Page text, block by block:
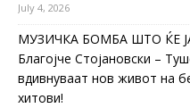
July 4, 2026
МУЗИЧКА БОМБА ШТО ЌЕ
Благојче Стојановски –
вдивнуваат нов живот на
хитови!